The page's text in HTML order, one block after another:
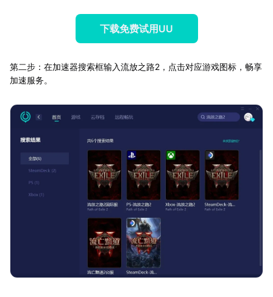
下载免费试用UU
第二步：在加速器搜索框输入流放之路2，点击对应游戏图标，畅享
加速服务。